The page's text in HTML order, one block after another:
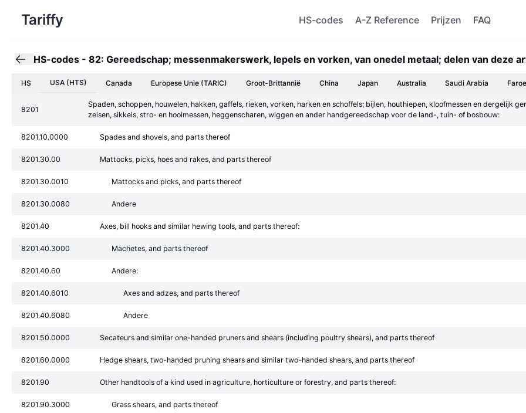
Tariffy HS-codes A-Z Reference Prijzen FAQ
HS-codes - 82: Gereedschap; messenmakerswerk, lepels en vorken, van onedel metaal; delen van deze
HS USA (HTS) Canada Europese Unie (TARIC) Groot-Brittannië China Japan Australia Saudi Arabia
8201
Spaden, schoppen, houwelen, hakken, gaffels, rieken, vorken, harken en schoffels; bijlen, houthiepen, kloofmessen en dergelijk
zeisen, sikkels, stro- en hooimessen, heggenscharen, wiggen en ander handgereedschap voor de land-, tuin- of bosbouw:
8201.10.0000 Spades and shovels, and parts thereof
8201.30.00 Mattocks, picks, hoes and rakes, and parts thereof
8201.30.0010 Mattocks and picks, and parts thereof
8201.30.0080 Andere
8201.40 Axes, bill hooks and similar hewing tools, and parts thereof:
8201.40.3000 Machetes, and parts thereof
8201.40.60 Andere:
8201.40.6010 Axes and adzes, and parts thereof
8201.40.6080 Andere
8201.50.0000 Secateurs and similar one-handed pruners and shears (including poultry shears), and parts thereof
8201.60.0000 Hedge shears, two-handed pruning shears and similar two-handed shears, and parts thereof
8201.90 Other handtools of a kind used in agriculture, horticulture or forestry, and parts thereof:
8201.90.3000 Grass shears, and parts thereof